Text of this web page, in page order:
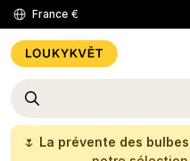
France €
🌷 La prévente des